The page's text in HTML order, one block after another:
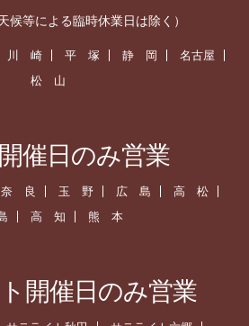
候等による臨時休業日は除く）
川 崎 平 塚 静 岡
名古屋
松 山
催日のみ営業
奈 良 玉 野 広 島
高 松
高 知 熊 本
開催日のみ営業